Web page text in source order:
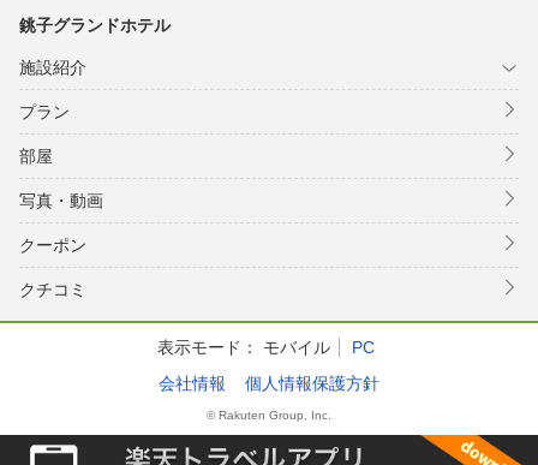
銚子グランドホテル
施設紹介
プラン
部屋
写真・動画
クーポン
クチコミ
表示モード： モバイル
PC
会社情報
個人情報保護方針
© Rakuten Group, Inc.